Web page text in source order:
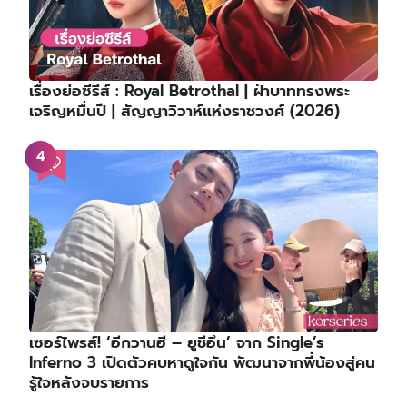
เรื่องย่อซีรีส์ : Royal Betrothal | ฝ่าบาททรงพระ
เจริญหมื่นปี | สัญญาวิวาห์แห่งราชวงศ์ (2026)
เซอร์ไพรส์! ‘อีกวานฮี – ยูชีอึน’ จาก Single’s
Inferno 3 เปิดตัวคบหาดูใจกัน พัฒนาจากพี่น้องสู่คน
รู้ใจหลังจบรายการ